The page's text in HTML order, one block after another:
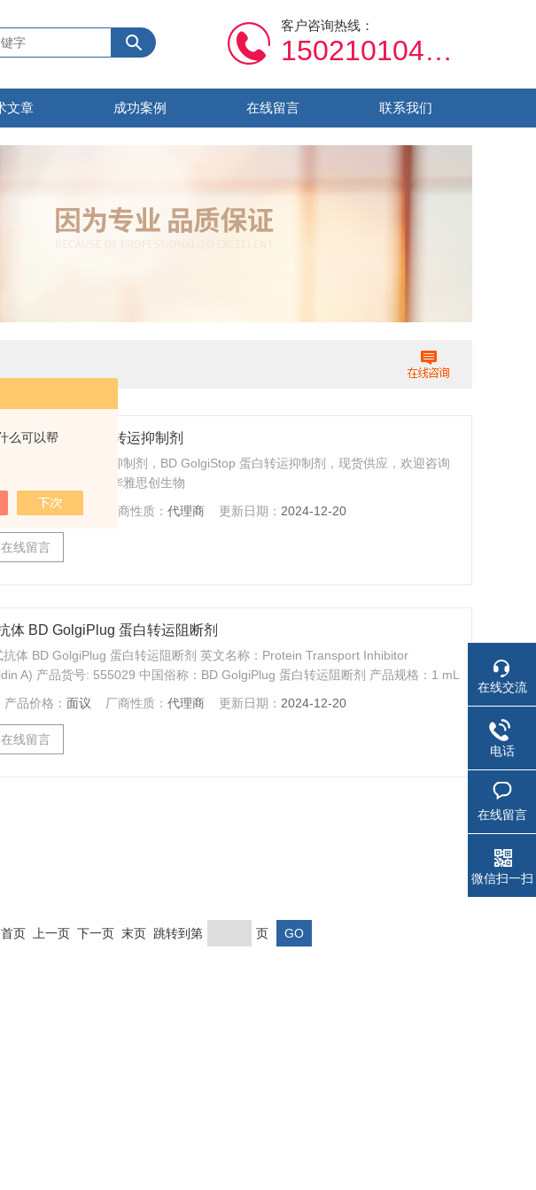
么可以帮
客户咨询热线：
15021010459
文章 成功案例 在线留言 联系我们
BD 554724 蛋白转运抑制剂
554724 蛋白转运抑制剂，BD GolgiStop 蛋白转运抑制剂，现货供应，欢迎咨询
多生物试剂，就在华雅思创生物
产品价格： 厂商性质：代理商 更新日期： 2024-12-20
在线留言
体 BD GolgiPlug 蛋白转运阻断剂
抗体 BD GolgiPlug 蛋白转运阻断剂 英文名称：Protein Transport Inhibitor
A) 产品货号: 555029 中国俗称：BD GolgiPlug 蛋白转运阻断剂 产品规格：1 mL
剂，找华雅，更多生物试剂，就在华雅思创生物
产品价格：面议 厂商性质：代理商 更新日期： 2024-12-20
在线留言
页 上一页 下一页 末页 跳转到第 页
在线交流
电话
在线留言
微信扫一扫